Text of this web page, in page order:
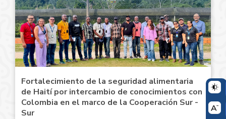
Fortalecimiento de la seguridad alimentaria
de Haití por intercambio de conocimientos con
Colombia en el marco de la Cooperación Sur -
Sur